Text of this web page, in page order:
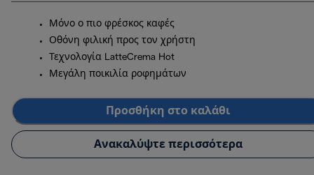
Μόνο ο πιο φρέσκος καφές
Οθόνη φιλική προς τον χρήστη
Τεχνολογία LatteCrema Hot
Μεγάλη ποικιλία ροφημάτων
Προσθήκη στο καλάθι
Ανακαλύψτε περισσότερα